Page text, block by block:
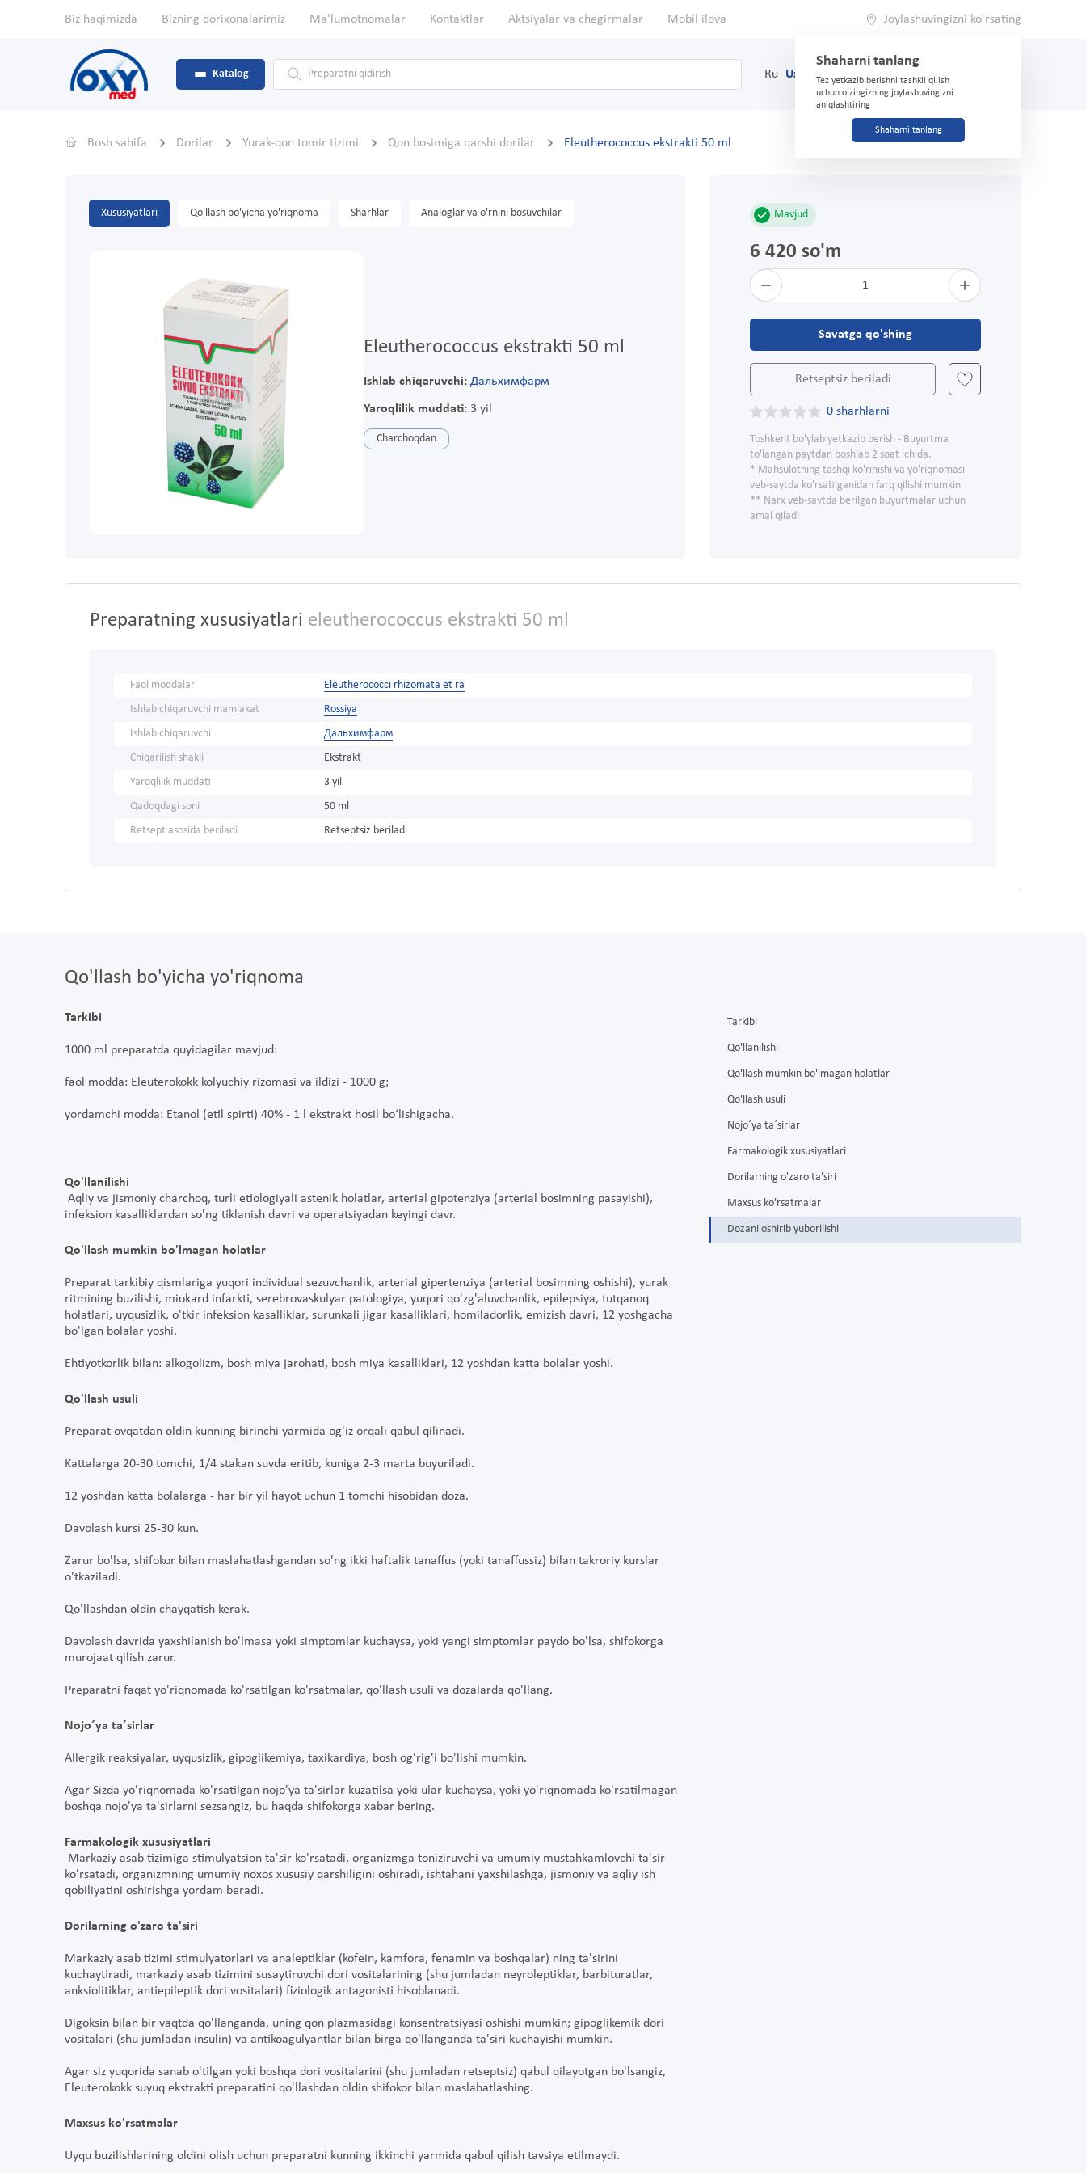
Biz haqimizda Bizning dorixonalarimiz Ma'lumotnomalar Kontaktlar Aktsiyalar va chegirmalar Mobil ilova Joylashuvingizni ko'rsating
Shaharni tanlang
Tez yetkazib berishni tashkil qilish
uchun o'zingizning joylashuvingizni
aniqlashtiring
Shaharni tanlang
Katalog Ru Uz (71) 200-03-03
Bosh sahifa Dorilar Yurak-qon tomir tizimi Qon bosimiga qarshi dorilar Eleutherococcus ekstrakti 50 ml
Xususiyatlari Qo'llash bo'yicha yo'riqnoma Sharhlar Analoglar va o'rnini bosuvchilar
Eleutherococcus ekstrakti 50 ml
Ishlab chiqaruvchi: Дальхимфарм
Yaroqlilik muddati:3 yil
Charchoqdan
Mavjud
6 420 so'm
1
Savatga qo'shing
Retseptsiz beriladi
0 sharhlarni
Toshkent bo'ylab yetkazib berish - Buyurtma
to'langan paytdan boshlab 2 soat ichida.
* Mahsulotning tashqi ko'rinishi va yo'riqnomasi
veb-saytda ko'rsatilganidan farq qilishi mumkin
** Narx veb-saytda berilgan buyurtmalar uchun
amal qiladi
Preparatning xususiyatlari eleutherococcus ekstrakti 50 ml
Faol moddalar
Eleutherococci rhizomata et ra
Ishlab chiqaruvchi mamlakat
Rossiya
Ishlab chiqaruvchi
Дальхимфарм
Chiqarilish shakli
Ekstrakt
Yaroqlilik muddati
3 yil
Qadoqdagi soni
50 ml
Retsept asosida beriladi
Retseptsiz beriladi
Qo'llash bo'yicha yo'riqnoma
Tarkibi
1000 ml preparatda quyidagilar mavjud:
faol modda: Eleuterokokk kolyuchiy rizomasi va ildizi - 1000 g;
yordamchi modda: Etanol (etil spirti) 40% - 1 l ekstrakt hosil bo‘lishigacha.
Qo'llanilishi
Aqliy va jismoniy charchoq, turli etiologiyali astenik holatlar, arterial gipotenziya (arterial bosimning pasayishi),
infeksion kasalliklardan so'ng tiklanish davri va operatsiyadan keyingi davr.
Qo'llash mumkin bo'lmagan holatlar
Preparat tarkibiy qismlariga yuqori individual sezuvchanlik, arterial gipertenziya (arterial bosimning oshishi), yurak
ritmining buzilishi, miokard infarkti, serebrovaskulyar patologiya, yuqori qo'zg'aluvchanlik, epilepsiya, tutqanoq
holatlari, uyqusizlik, o'tkir infeksion kasalliklar, surunkali jigar kasalliklari, homiladorlik, emizish davri, 12 yoshgacha
bo'lgan bolalar yoshi.
Ehtiyotkorlik bilan: alkogolizm, bosh miya jarohati, bosh miya kasalliklari, 12 yoshdan katta bolalar yoshi.
Qo'llash usuli
Preparat ovqatdan oldin kunning birinchi yarmida og'iz orqali qabul qilinadi.
Kattalarga 20-30 tomchi, 1/4 stakan suvda eritib, kuniga 2-3 marta buyuriladi.
12 yoshdan katta bolalarga - har bir yil hayot uchun 1 tomchi hisobidan doza.
Davolash kursi 25-30 kun.
Zarur bo'lsa, shifokor bilan maslahatlashgandan so'ng ikki haftalik tanaffus (yoki tanaffussiz) bilan takroriy kurslar
o'tkaziladi.
Qo'llashdan oldin chayqatish kerak.
Davolash davrida yaxshilanish bo'lmasa yoki simptomlar kuchaysa, yoki yangi simptomlar paydo bo'lsa, shifokorga
murojaat qilish zarur.
Preparatni faqat yo'riqnomada ko'rsatilgan ko'rsatmalar, qo'llash usuli va dozalarda qo'llang.
Nojo´ya ta´sirlar
Allergik reaksiyalar, uyqusizlik, gipoglikemiya, taxikardiya, bosh og'rig'i bo'lishi mumkin.
Agar Sizda yo'riqnomada ko'rsatilgan nojo'ya ta'sirlar kuzatilsa yoki ular kuchaysa, yoki yo'riqnomada ko'rsatilmagan
boshqa nojo'ya ta'sirlarni sezsangiz, bu haqda shifokorga xabar bering.
Farmakologik xususiyatlari
Markaziy asab tizimiga stimulyatsion ta'sir ko'rsatadi, organizmga toniziruvchi va umumiy mustahkamlovchi ta'sir
ko'rsatadi, organizmning umumiy noxos xususiy qarshiligini oshiradi, ishtahani yaxshilashga, jismoniy va aqliy ish
qobiliyatini oshirishga yordam beradi.
Dorilarning o'zaro ta'siri
Markaziy asab tizimi stimulyatorlari va analeptiklar (kofein, kamfora, fenamin va boshqalar) ning ta'sirini
kuchaytiradi, markaziy asab tizimini susaytiruvchi dori vositalarining (shu jumladan neyroleptiklar, barbituratlar,
anksiolitiklar, antiepileptik dori vositalari) fiziologik antagonisti hisoblanadi.
Digoksin bilan bir vaqtda qo'llanganda, uning qon plazmasidagi konsentratsiyasi oshishi mumkin; gipoglikemik dori
vositalari (shu jumladan insulin) va antikoagulyantlar bilan birga qo'llanganda ta'siri kuchayishi mumkin.
Agar siz yuqorida sanab o'tilgan yoki boshqa dori vositalarini (shu jumladan retseptsiz) qabul qilayotgan bo'lsangiz,
Eleuterokokk suyuq ekstrakti preparatini qo'llashdan oldin shifokor bilan maslahatlashing.
Maxsus ko'rsatmalar
Uyqu buzilishlarining oldini olish uchun preparatni kunning ikkinchi yarmida qabul qilish tavsiya etilmaydi.
Tarkibi
Qo'llanilishi
Qo'llash mumkin bo'lmagan holatlar
Qo'llash usuli
Nojo´ya ta´sirlar
Farmakologik xususiyatlari
Dorilarning o'zaro ta'siri
Maxsus ko'rsatmalar
Dozani oshirib yuborilishi